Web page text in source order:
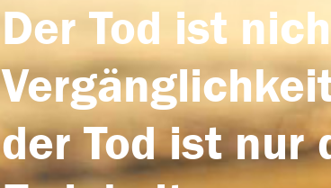
Der Tod ist
der Tod ist nur